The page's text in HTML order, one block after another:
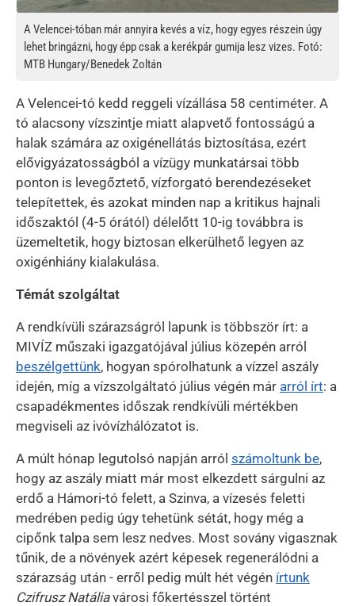
A Velencei-tóban már annyira kevés a víz, hogy egyes részein úgy
lehet bringázni, hogy épp csak a kerékpár gumija lesz vizes. Fotó:
MTB Hungary/Benedek Zoltán
A Velencei-tó kedd reggeli vízállása 58 centiméter. A
tó alacsony vízszintje miatt alapvető fontosságú a
halak számára az oxigénellátás biztosítása, ezért
elővigyázatosságból a vízügy munkatársai több
ponton is levegőztető, vízforgató berendezéseket
telepítettek, és azokat minden nap a kritikus hajnali
időszaktól (4-5 órától) délelőtt 10-ig továbbra is
üzemeltetik, hogy biztosan elkerülhető legyen az
oxigénhiány kialakulása.
Témát szolgáltat
A rendkívüli szárazságról lapunk is többször írt: a
MIVÍZ műszaki igazgatójával július közepén arról
beszélgettünk, hogyan spórolhatunk a vízzel aszály
idején, míg a vízszolgáltató július végén már arról írt: a
csapadékmentes időszak rendkívüli mértékben
megviseli az ivóvízhálózatot is.
A múlt hónap legutolsó napján arról számoltunk be,
hogy az aszály miatt már most elkezdett sárgulni az
erdő a Hámori-tó felett, a Szinva, a vízesés feletti
medrében pedig úgy tehetünk sétát, hogy még a
cipőnk talpa sem lesz nedves. Most sovány vigasznak
tűnik, de a növények azért képesek regenerálódni a
szárazság után - erről pedig múlt hét végén írtunk
Czifrusz Natáliavárosi főkertésszel történt